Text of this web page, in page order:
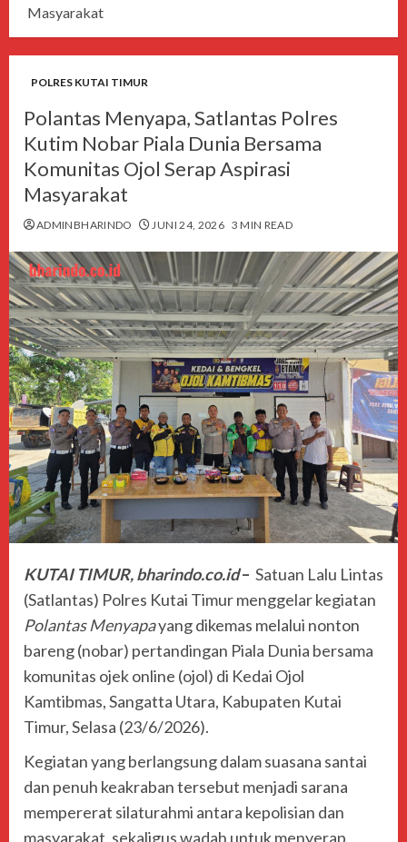
Masyarakat
POLRES KUTAI TIMUR
Polantas Menyapa, Satlantas Polres
Kutim Nobar Piala Dunia Bersama
Komunitas Ojol Serap Aspirasi
Masyarakat
ADMINBHARINDO JUNI 24, 2026 3 MIN READ
KUTAI TIMUR, bharindo.co.id– Satuan Lalu Lintas
(Satlantas) Polres Kutai Timur menggelar kegiatan
Polantas Menyapayang dikemas melalui nonton
bareng (nobar) pertandingan Piala Dunia bersama
komunitas ojek online (ojol) di Kedai Ojol
Kamtibmas, Sangatta Utara, Kabupaten Kutai
Timur, Selasa (23/6/2026).
Kegiatan yang berlangsung dalam suasana santai
dan penuh keakraban tersebut menjadi sarana
mempererat silaturahmi antara kepolisian dan
masyarakat, sekaligus wadah untuk menyerap